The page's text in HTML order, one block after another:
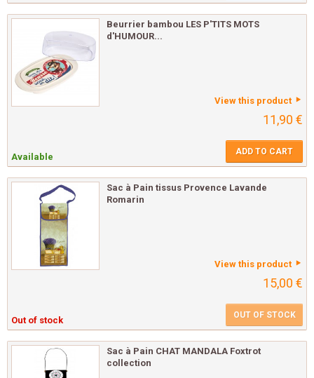
Beurrier bambou LES P'TITS MOTS
d'HUMOUR...
View this product
11,90 €
Available ADD TO CART
Sac à Pain tissus Provence Lavande
Romarin
View this product
15,00 €
Out of stock OUT OF STOCK
Sac à Pain CHAT MANDALA Foxtrot
collection